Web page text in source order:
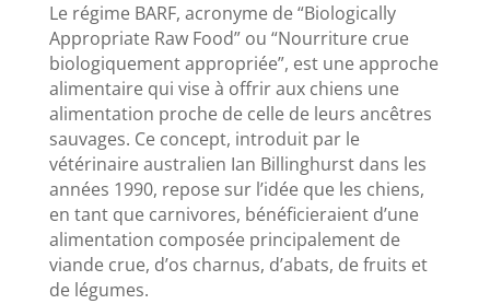
Le régime BARF, acronyme de “Biologically
Appropriate Raw Food” ou “Nourriture crue
biologiquement appropriée”, est une approche
alimentaire qui vise à offrir aux chiens une
alimentation proche de celle de leurs ancêtres
sauvages. Ce concept, introduit par le
vétérinaire australien Ian Billinghurst dans les
années 1990, repose sur l’idée que les chiens,
en tant que carnivores, bénéficieraient d’une
alimentation composée principalement de
viande crue, d’os charnus, d’abats, de fruits et
de légumes.